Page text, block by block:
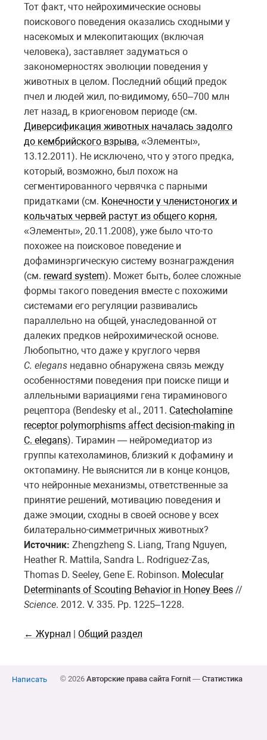
Тот факт, что нейрохимические основы
поискового поведения оказались сходными у
насекомых и млекопитающих (включая
человека), заставляет задуматься о
закономерностях эволюции поведения у
животных в целом. Последний общий предок
пчел и людей жил, по-видимому, 650–700 млн
лет назад, в криогеновом периоде (см.
Диверсификация животных началась задолго
до кембрийского взрыва, «Элементы»,
13.12.2011). Не исключено, что у этого предка,
который, возможно, был похож на
сегментированного червячка с парными
придатками (см. Конечности у членистоногих и
кольчатых червей растут из общего корня,
«Элементы», 20.11.2008), уже было что-то
похожее на поисковое поведение и
дофаминэргическую систему вознаграждения
(см. reward system). Может быть, более сложные
формы такого поведения вместе с похожими
системами его регуляции развивались
параллельно на общей, унаследованной от
далеких предков нейрохимической основе.
Любопытно, что даже у круглого червя
C. elegans недавно обнаружена связь между
особенностями поведения при поиске пищи и
аллельными вариациями гена тираминового
рецептора (Bendesky et al., 2011. Catecholamine
receptor polymorphisms affect decision-making in
C. elegans). Тирамин — нейромедиатор из
группы катехоламинов, близкий к дофамину и
октопамину. Не выяснится ли в конце концов,
что нейронные механизмы, ответственные за
принятие решений, мотивацию поведения и
даже эмоции, сходны в своей основе у всех
билатерально-симметричных животных?
Источник: Zhengzheng S. Liang, Trang Nguyen,
Heather R. Mattila, Sandra L. Rodriguez-Zas,
Thomas D. Seeley, Gene E. Robinson. Molecular
Determinants of Scouting Behavior in Honey Bees //
Science. 2012. V. 335. Pp. 1225–1228.
← Журнал | Общий раздел
Написать © 2026 Авторские права сайта Fornit— Статистика